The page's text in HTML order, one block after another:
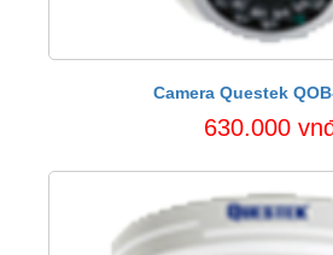
Camera Questek
630.000